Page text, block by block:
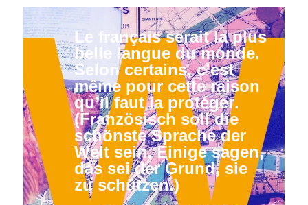
Le français serait la plus
belle langue du monde.
Selon certains, c’est
même pour cette raison
qu’il faut la protéger.
(Französisch soll die
schönste Sprache der
Welt sein. Einige sagen,
das sei der Grund, sie
zu schützen.)